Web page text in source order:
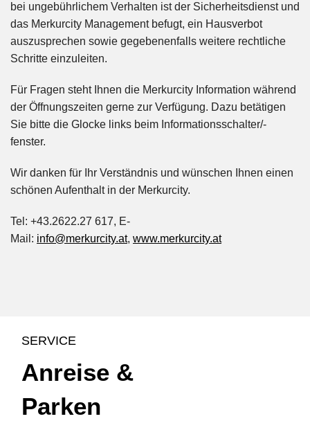
bei ungebührlichem Verhalten ist der Sicherheitsdienst und
das Merkurcity Management befugt, ein Hausverbot
auszusprechen sowie gegebenenfalls weitere rechtliche
Schritte einzuleiten.
Für Fragen steht Ihnen die Merkurcity Information während
der Öffnungszeiten gerne zur Verfügung. Dazu betätigen
Sie bitte die Glocke links beim Informationsschalter/-
fenster.
Wir danken für Ihr Verständnis und wünschen Ihnen einen
schönen Aufenthalt in der Merkurcity.
Tel: +43.2622.27 617, E-
Mail: info@merkurcity.at, www.merkurcity.at
SERVICE
Anreise &
Parken